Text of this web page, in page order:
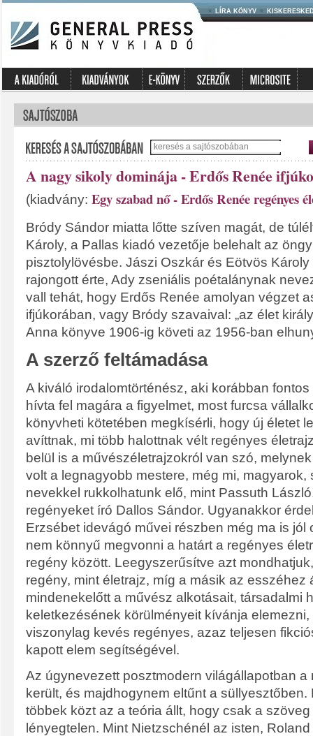
LÍRA KÖNYV
A nagy sikoly dominája - Erdős Renée
(kiadvány: Egy szabad nő - Erdős Renée regényes
Bródy Sándor miatta lőtte szíven magát, de
Károly, a Pallas kiadó vezetője belehalt az
pisztolylövésbe. Jászi Oszkár és Eötvös
rajongott érte, Ady zseniális poétalánynak
vall tehát, hogy Erdős Renée amolyan végzet
ifjúkorában, vagy Bródy szavaival: „az élet
Anna könyve 1906-ig követi az 1956-ban
A szerző feltámadása
A kiváló irodalomtörténész, aki korábban
hívta fel magára a figyelmet, most furcsa
könyvheti kötetében megkísérli, hogy új életet
avíttnak, mi több halottnak vélt regényes
belül is a művészéletrajzokról van szó,
volt a legnagyobb mestere, még mi, magyarok,
nevekkel rukkolhatunk elő, mint Passuth
regényeket író Dallos Sándor. Ugyanakkor
Erzsébet idevágó művei részben még ma is jól
nem könnyű megvonni a határt a regényes
regény között. Leegyszerűsítve azt
regény, mint életrajz, míg a másik az esszéhez
mindenekelőtt a művész alkotásait, társadalmi
keletkezésének körülményeit kívánja elemezni,
viszonylag kevés regényes, azaz teljesen
kapott elem segítségével.
Az úgynevezett posztmodern világállapotban a
került, és majdhogynem eltűnt a
többek közt az a teória állt, hogy csak a
lényegtelen. Mint Nietzschénél az isten,